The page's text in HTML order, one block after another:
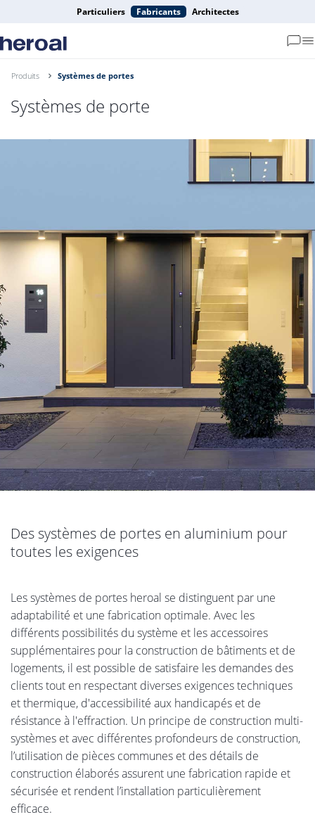
Particuliers Fabricants Architectes
Produits Systèmes de portes
Systèmes de porte
Des systèmes de portes en aluminium pour
toutes les exigences
Les systèmes de portes heroal se distinguent par une
adaptabilité et une fabrication optimale. Avec les
différents possibilités du système et les accessoires
supplémentaires pour la construction de bâtiments et de
logements, il est possible de satisfaire les demandes des
clients tout en respectant diverses exigences techniques
et thermique, d'accessibilité aux handicapés et de
résistance à l'effraction. Un principe de construction multi-
systèmes et avec différentes profondeurs de construction,
l’utilisation de pièces communes et des détails de
construction élaborés assurent une fabrication rapide et
sécurisée et rendent l’installation particulièrement
efficace.